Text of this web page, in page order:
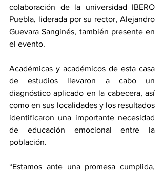
colaboración de la universidad IBERO
Puebla, liderada por su rector, Alejandro
Guevara Sanginés, también presente en
el evento.
Académicas y académicos de esta casa
de estudios llevaron a cabo un
diagnóstico aplicado en la cabecera, así
como en sus localidades y los resultados
identificaron una importante necesidad
de educación emocional entre la
población.
“Estamos ante una promesa cumplida,